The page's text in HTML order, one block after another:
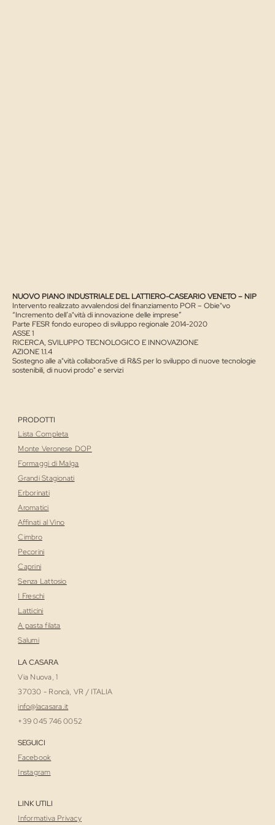
NUOVO PIANO INDUSTRIALE DEL LATTIERO-CASEARIO VENETO – NIP
Intervento realizzato avvalendosi del finanziamento POR – Obie"vo
“Incremento dell’a"vità di innovazione delle imprese”
Parte FESR fondo europeo di sviluppo regionale 2014-2020
ASSE 1
RICERCA, SVILUPPO TECNOLOGICO E INNOVAZIONE
AZIONE 1.1.4
Sostegno alle a"vità collabora5ve di R&S per lo sviluppo di nuove tecnologie
sostenibili, di nuovi prodo" e servizi
PRODOTTI
Lista Completa
Monte Veronese DOP
Formaggi di Malga
Grandi Stagionati
Erborinati
Aromatici
Affinati al Vino
Cimbro
Pecorini
Caprini
Senza Lattosio
I Freschi
Latticini
A pasta filata
Salumi
LA CASARA
Via Nuova, 1
37030 - Roncà, VR / ITALIA
info@lacasara.it
+39 045 746 0052
SEGUICI
Facebook
Instagram
LINK UTILI
Informativa Privacy